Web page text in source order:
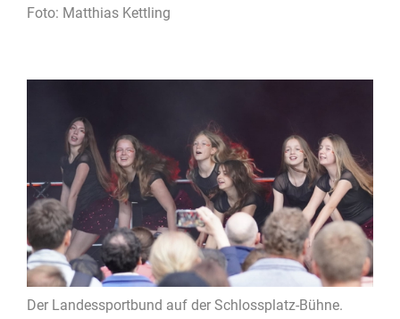
Foto: Matthias Kettling
Der Landessportbund auf der Schlossplatz-Bühne.